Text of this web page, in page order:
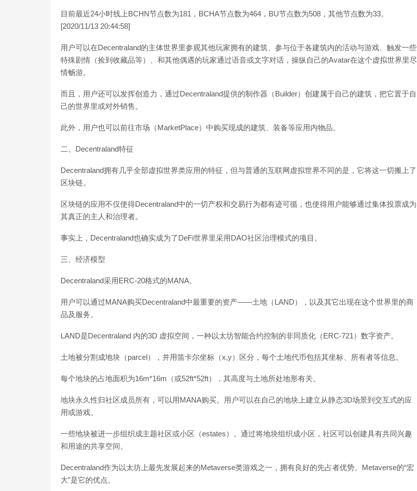
目前最近24小时线上BCHN节点数为181，BCHA节点数为464，BU节点数为508，其他节点数为33。
[2020/11/13 20:44:58]
用户可以在Decentraland的主体世界里参观其他玩家拥有的建筑、参与位于各建筑内的活动与游戏、触发一些
特殊剧情（捡到收藏品等）、和其他偶遇的玩家通过语音或文字对话，操纵自己的Avatar在这个虚拟世界里尽
情畅游。
而且，用户还可以发挥创造力，通过Decentraland提供的制作器（Builder）创建属于自己的建筑，把它置于自
己的世界里或对外销售。
此外，用户也可以前往市场（MarketPlace）中购买现成的建筑、装备等应用内物品。
二、Decentraland特征
Decentraland拥有几乎全部虚拟世界类应用的特征，但与普通的互联网虚拟世界不同的是，它将这一切搬上了
区块链。
区块链的应用不仅使得Decentraland中的一切产权和交易行为都有迹可循，也使得用户能够通过集体投票成为
其真正的主人和治理者。
事实上，Decentraland也确实成为了DeFi世界里采用DAO社区治理模式的项目。
三、经济模型
Decentraland采用ERC-20格式的MANA。
用户可以通过MANA购买Decentraland中最重要的资产——土地（LAND），以及其它出现在这个世界里的商
品及服务。
LAND是Decentraland 内的3D 虚拟空间，一种以太坊智能合约控制的非同质化（ERC-721）数字资产。
土地被分割成地块（parcel），并用笛卡尔坐标（x,y）区分，每个土地代币包括其坐标、所有者等信息。
每个地块的占地面积为16m*16m（或52ft*52ft），其高度与土地所处地形有关。
地块永久性归社区成员所有，可以用MANA购买。用户可以在自己的地块上建立从静态3D场景到交互式的应
用或游戏。
一些地块被进一步组织成主题社区或小区（estates）。通过将地块组织成小区，社区可以创建具有共同兴趣
和用途的共享空间。
Decentraland作为以太坊上最先发展起来的Metaverse类游戏之一，拥有良好的先占者优势。Metaverse的“宏
大”是它的优点。